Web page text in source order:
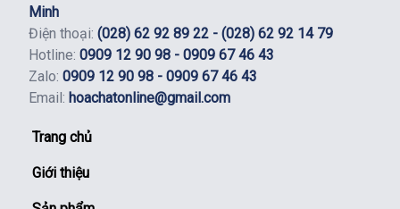
Minh
Điện thoại: (028) 62 92 89 22 - (028) 62 92 14 79
Hotline: 0909 12 90 98 - 0909 67 46 43
Zalo: 0909 12 90 98 - 0909 67 46 43
Email: hoachatonline@gmail.com
Trang chủ
Giới thiệu